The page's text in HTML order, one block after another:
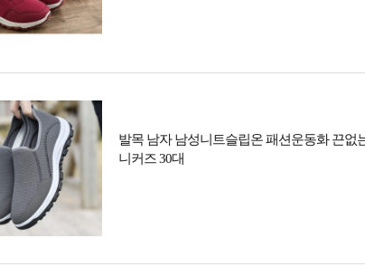
발목 남자 남성니트슬립온 패션운동화 끈없
니커즈 30대